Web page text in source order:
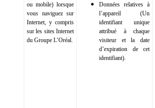
ou mobile) lorsque
vous naviguez sur
Internet, y compris
sur les sites Internet
du Groupe L’Oréal.
Données relatives à
l’appareil (Un
identifiant unique
attribué à chaque
visiteur et la date
d’expiration de cet
identifiant).